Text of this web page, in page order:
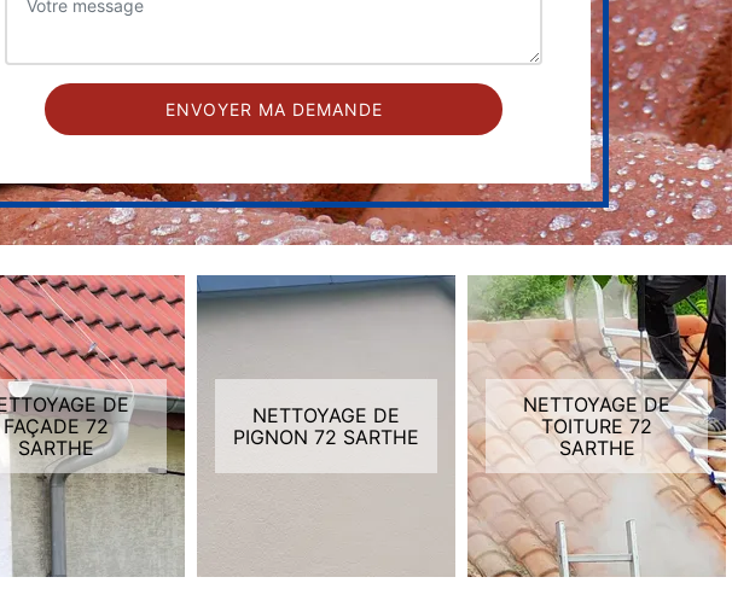
DE
FAÇADE 72
SARTHE
NETTOYAGE DE
PIGNON 72 SARTHE
NETTOYAGE DE
TOITURE 72
SARTHE